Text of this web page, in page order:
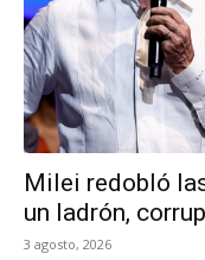
Milei redobló
un ladrón,
3 agosto, 2026